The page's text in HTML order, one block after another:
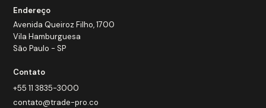
Endereço
Avenida Queiroz Filho, 1700
Vila Hamburguesa
São Paulo - SP
Contato
+55 11 3835-3000
contato@trade-pro.co